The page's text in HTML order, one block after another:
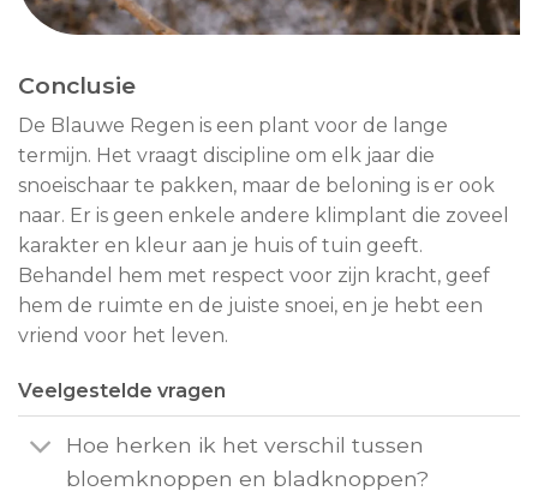
Conclusie
De Blauwe Regen is een plant voor de lange
termijn. Het vraagt discipline om elk jaar die
snoeischaar te pakken, maar de beloning is er ook
naar. Er is geen enkele andere klimplant die zoveel
karakter en kleur aan je huis of tuin geeft.
Behandel hem met respect voor zijn kracht, geef
hem de ruimte en de juiste snoei, en je hebt een
vriend voor het leven.
Veelgestelde vragen
Hoe herken ik het verschil tussen
bloemknoppen en bladknoppen?